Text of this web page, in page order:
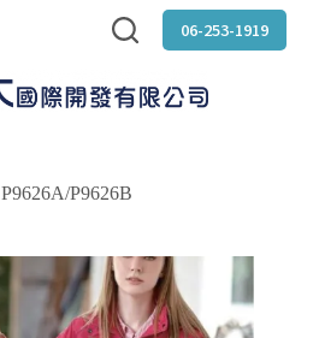
06-253-1919
P9626A/P9626B